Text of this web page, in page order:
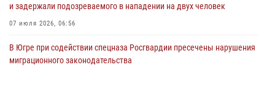
и задержали подозреваемого в нападении на двух человек
07 июля 2026, 06:56
В Югре при содействии спецназа Росгвардии пресечены нарушения
миграционного законодательства